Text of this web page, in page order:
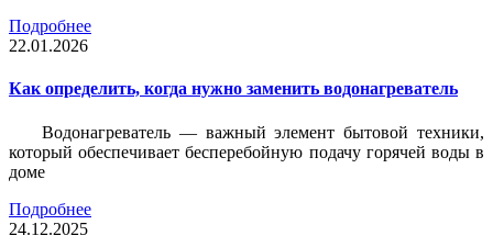
Подробнее
22.01.2026
Как определить, когда нужно заменить водонагреватель
Водонагреватель — важный элемент бытовой техники,
который обеспечивает бесперебойную подачу горячей воды в
доме
Подробнее
24.12.2025